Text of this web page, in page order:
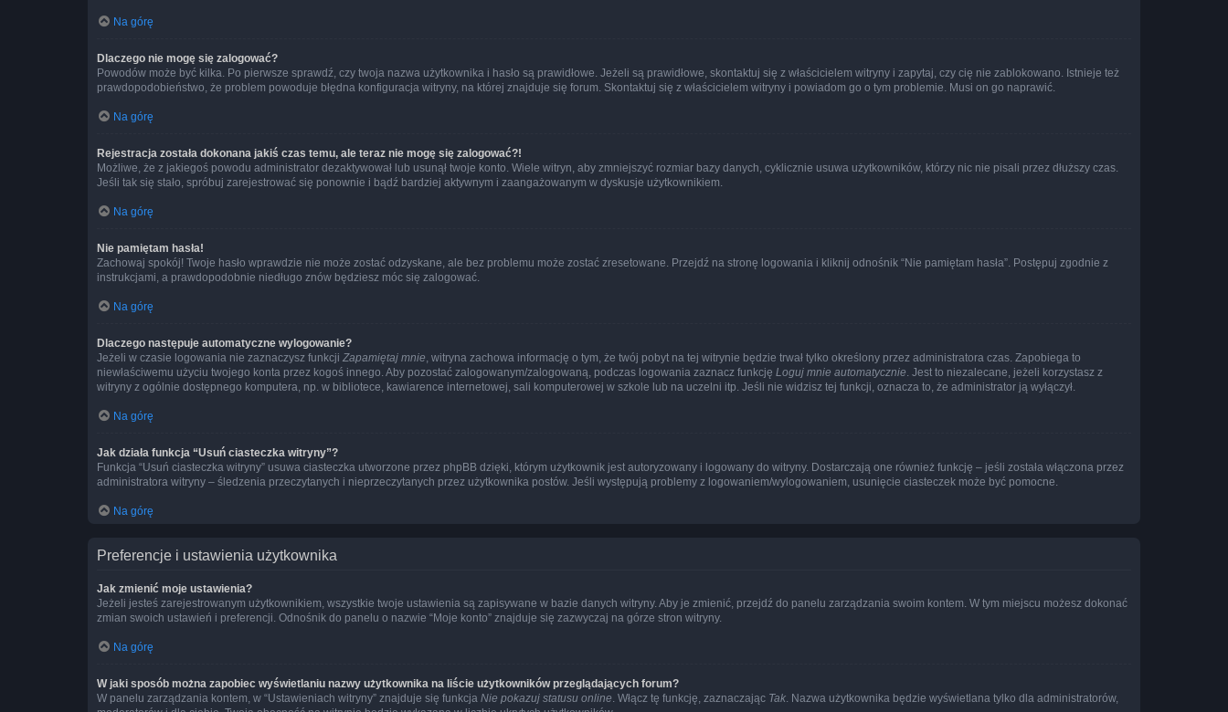
Na górę
Dlaczego nie mogę się zalogować?
Powodów może być kilka. Po pierwsze sprawdź, czy twoja nazwa użytkownika i hasło są prawidłowe. Jeżeli są prawidłowe, skontaktuj się z właścicielem witryny i zapytaj, czy cię nie zablokowano. Istnieje też
prawdopodobieństwo, że problem powoduje błędna konfiguracja witryny, na której znajduje się forum. Skontaktuj się z właścicielem witryny i powiadom go o tym problemie. Musi on go naprawić.
Na górę
Rejestracja została dokonana jakiś czas temu, ale teraz nie mogę się zalogować?!
Możliwe, że z jakiegoś powodu administrator dezaktywował lub usunął twoje konto. Wiele witryn, aby zmniejszyć rozmiar bazy danych, cyklicznie usuwa użytkowników, którzy nic nie pisali przez dłuższy czas.
Jeśli tak się stało, spróbuj zarejestrować się ponownie i bądź bardziej aktywnym i zaangażowanym w dyskusje użytkownikiem.
Na górę
Nie pamiętam hasła!
Zachowaj spokój! Twoje hasło wprawdzie nie może zostać odzyskane, ale bez problemu może zostać zresetowane. Przejdź na stronę logowania i kliknij odnośnik “Nie pamiętam hasła”. Postępuj zgodnie z
instrukcjami, a prawdopodobnie niedługo znów będziesz móc się zalogować.
Na górę
Dlaczego następuje automatyczne wylogowanie?
Jeżeli w czasie logowania nie zaznaczysz funkcji Zapamiętaj mnie, witryna zachowa informację o tym, że twój pobyt na tej witrynie będzie trwał tylko określony przez administratora czas. Zapobiega to
niewłaściwemu użyciu twojego konta przez kogoś innego. Aby pozostać zalogowanym/zalogowaną, podczas logowania zaznacz funkcję Loguj mnie automatycznie. Jest to niezalecane, jeżeli korzystasz z
witryny z ogólnie dostępnego komputera, np. w bibliotece, kawiarence internetowej, sali komputerowej w szkole lub na uczelni itp. Jeśli nie widzisz tej funkcji, oznacza to, że administrator ją wyłączył.
Na górę
Jak działa funkcja “Usuń ciasteczka witryny”?
Funkcja “Usuń ciasteczka witryny” usuwa ciasteczka utworzone przez phpBB dzięki, którym użytkownik jest autoryzowany i logowany do witryny. Dostarczają one również funkcję – jeśli została włączona przez
administratora witryny – śledzenia przeczytanych i nieprzeczytanych przez użytkownika postów. Jeśli występują problemy z logowaniem/wylogowaniem, usunięcie ciasteczek może być pomocne.
Na górę
Preferencje i ustawienia użytkownika
Jak zmienić moje ustawienia?
Jeżeli jesteś zarejestrowanym użytkownikiem, wszystkie twoje ustawienia są zapisywane w bazie danych witryny. Aby je zmienić, przejdź do panelu zarządzania swoim kontem. W tym miejscu możesz dokonać
zmian swoich ustawień i preferencji. Odnośnik do panelu o nazwie “Moje konto” znajduje się zazwyczaj na górze stron witryny.
Na górę
W jaki sposób można zapobiec wyświetlaniu nazwy użytkownika na liście użytkowników przeglądających forum?
W panelu zarządzania kontem, w “Ustawieniach witryny” znajduje się funkcja Nie pokazuj statusu online. Włącz tę funkcję, zaznaczając Tak. Nazwa użytkownika będzie wyświetlana tylko dla administratorów,